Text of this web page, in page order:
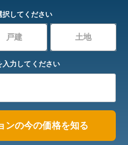
してください
戸建 土地
入力してください
ンの今の価格を知る